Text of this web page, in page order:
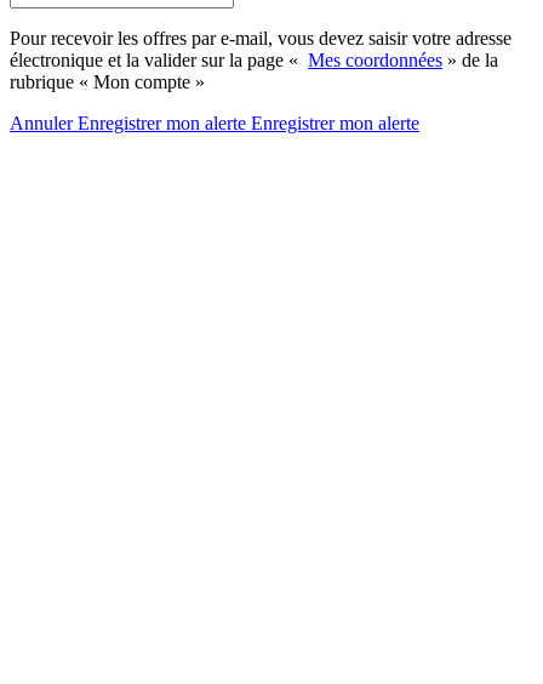
Pour recevoir les offres par e-mail, vous devez saisir votre adresse
électronique et la valider sur la page « Mes coordonnées » de la
rubrique « Mon compte »
AnnulerEnregistrer mon alerte Enregistrermon alerte